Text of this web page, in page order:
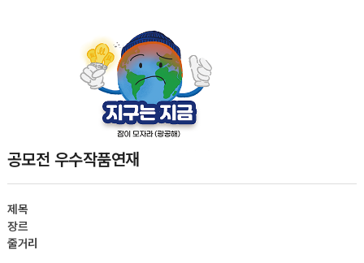
공모전 우수작품연재
제목
장르
줄거리